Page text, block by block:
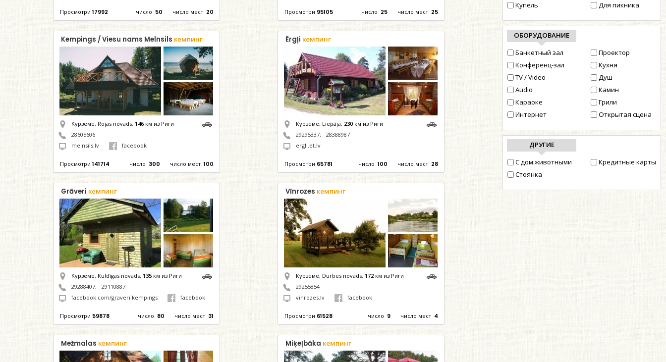
Купель
Для пикника
ОБОРУДОВАНИЕ
Банкетный зал
Конференц-зал
TV / Video
Audio
Караоке
Интернет
Проектор
Кухня
Душ
Камин
Грили
Открытая сцена
ДРУГИЕ
С дом.животными
Стоянка
Кредитные карты
Просмотри 17992 число мест 20
число 50 Просмотри 95105 число мест 25
число 25
Kempings / Viesu nams Melnsils кемпинг
Курземе, Rojas novads, 146км из Риги
28605606
melnsils.lv
facebook
Просмотри 141714 число мест 100
число 300
Ērgļi кемпинг
Курземе, Liepāja, 230 км из Риги
29295337;
28388987
ergli.et.lv
Просмотри 65781 число мест 28
число 100
Grāveri кемпинг
Курземе, Kuldīgas novads, 135км из Риги
29288407;
29110887
facebook.com/graveri.kempings
facebook
Просмотри 59878 число мест 31
число 80
Vīnrozes кемпинг
Курземе, Durbes novads,172 км из Риги
29255854
vinrozes.lv
facebook
Просмотри 61528 число мест 4
число 9
Mežmalas кемпинг Miķeļbāka кемпинг